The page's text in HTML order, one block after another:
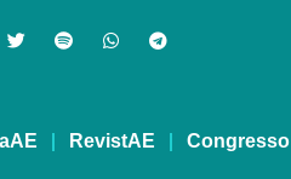
RevistAE Congresso